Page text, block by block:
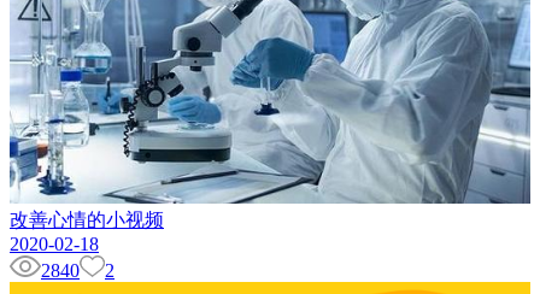
改善心情的小视频
2020-02-18
2840
2